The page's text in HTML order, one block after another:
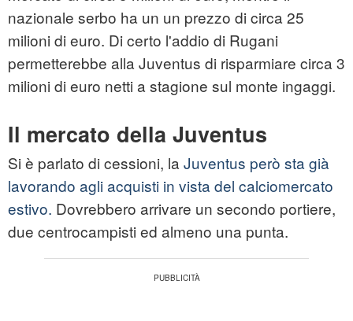
nazionale serbo ha un un prezzo di circa 25
milioni di euro. Di certo l'addio di Rugani
permetterebbe alla Juventus di risparmiare circa 3
milioni di euro netti a stagione sul monte ingaggi.
Il mercato della Juventus
Si è parlato di cessioni, la Juventus però sta già
lavorando agli acquisti in vista del calciomercato
estivo. Dovrebbero arrivare un secondo portiere,
due centrocampisti ed almeno una punta.